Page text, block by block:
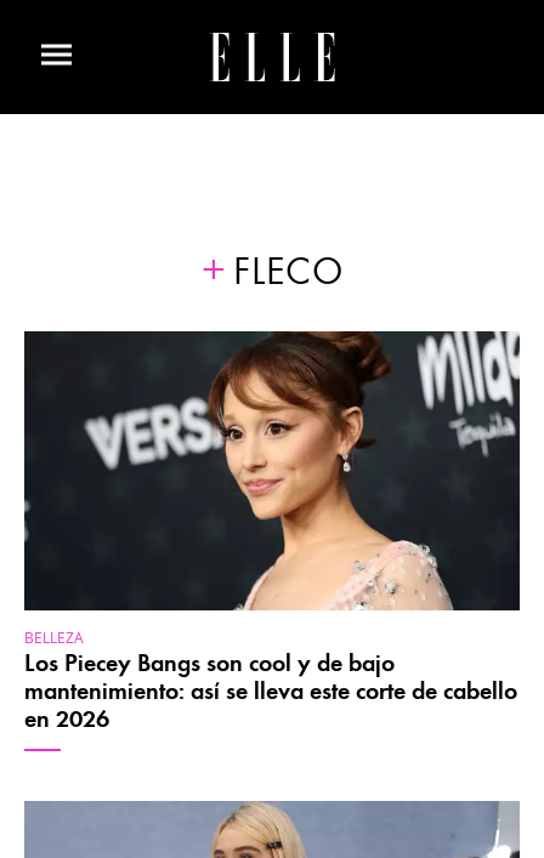
FLECO
BELLEZA
Los Piecey Bangs son cool y de bajo
mantenimiento: así se lleva este corte de cabello
en 2026